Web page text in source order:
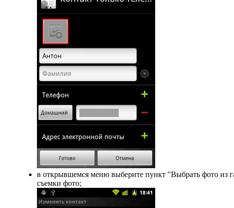
в открывшемся меню выберите пункт "Выбрать фото из
съемки фото;